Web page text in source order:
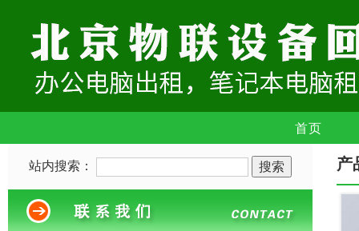
首页
站内搜索： 产